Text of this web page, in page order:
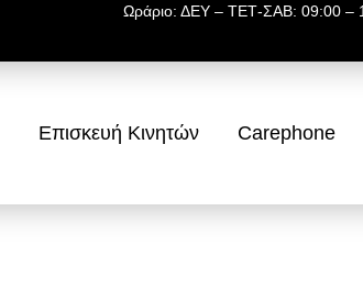
Ωράριο: ΔΕΥ – ΤΕΤ-ΣΑΒ: 09:00
Επισκευή Κινητών Carephone